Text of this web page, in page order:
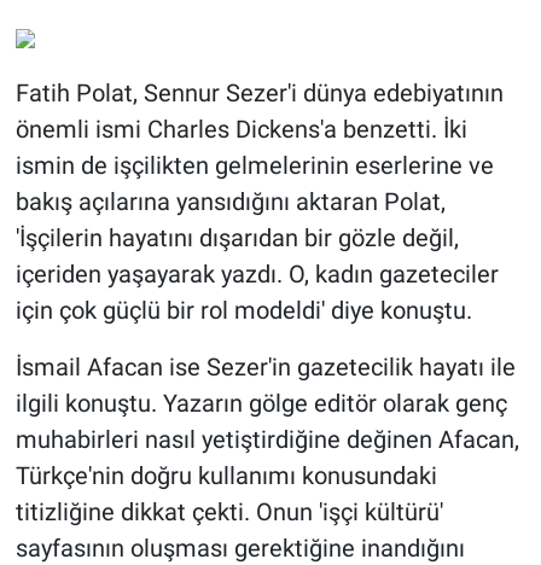
Fatih Polat, Sennur Sezer'i dünya edebiyatının
önemli ismi Charles Dickens'a benzetti. İki
ismin de işçilikten gelmelerinin eserlerine ve
bakış açılarına yansıdığını aktaran Polat,
'İşçilerin hayatını dışarıdan bir gözle değil,
içeriden yaşayarak yazdı. O, kadın gazeteciler
için çok güçlü bir rol modeldi' diye konuştu.
İsmail Afacan ise Sezer'in gazetecilik hayatı ile
ilgili konuştu. Yazarın gölge editör olarak genç
muhabirleri nasıl yetiştirdiğine değinen Afacan,
Türkçe'nin doğru kullanımı konusundaki
titizliğine dikkat çekti. Onun 'işçi kültürü'
sayfasının oluşması gerektiğine inandığını